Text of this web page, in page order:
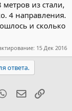
из стали,
4 направления.
и сколько
15 Дек 2016
ответа.
WhatsApp